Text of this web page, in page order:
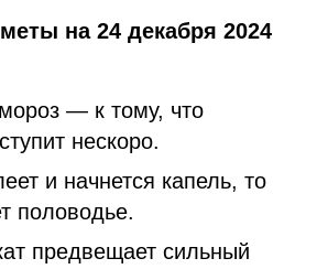
на 24 декабря 2024
— к тому, что
нескоро.
и начнется капель, то
половодье.
предвещает сильный